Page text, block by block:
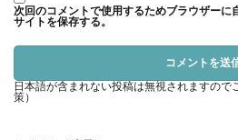
次回のコメントで使用するためブラウザーに
サイトを保存する。
日本語が含まれない投稿は無視されますので
策）